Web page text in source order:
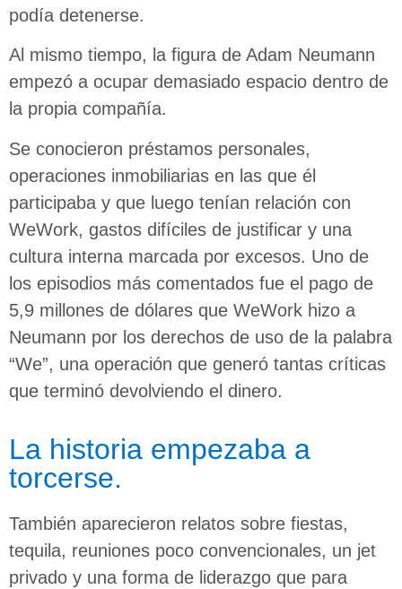
podía detenerse.
Al mismo tiempo, la figura de Adam Neumann
empezó a ocupar demasiado espacio dentro de
la propia compañía.
Se conocieron préstamos personales,
operaciones inmobiliarias en las que él
participaba y que luego tenían relación con
WeWork, gastos difíciles de justificar y una
cultura interna marcada por excesos. Uno de
los episodios más comentados fue el pago de
5,9 millones de dólares que WeWork hizo a
Neumann por los derechos de uso de la palabra
“We”, una operación que generó tantas críticas
que terminó devolviendo el dinero.
La historia empezaba a
torcerse.
También aparecieron relatos sobre fiestas,
tequila, reuniones poco convencionales, un jet
privado y una forma de liderazgo que para